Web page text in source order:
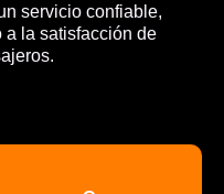
servicio confiable,
a la satisfacción de